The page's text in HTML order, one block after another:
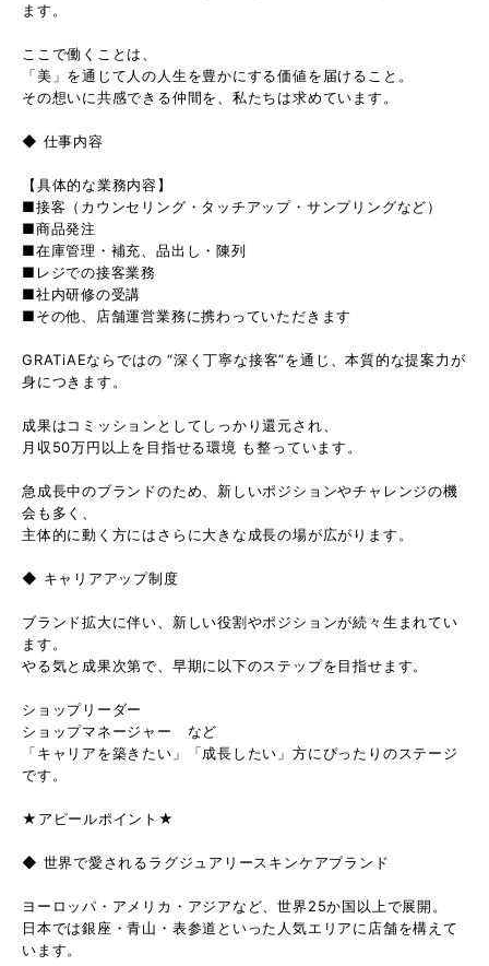
ます。
ここで働くことは、
「美」を通じて人の人生を豊かにする価値を届けること。
その想いに共感できる仲間を、私たちは求めています。
◆ 仕事内容
【具体的な業務内容】
■接客（カウンセリング・タッチアップ・サンプリングなど）
■商品発注
■在庫管理・補充、品出し・陳列
■レジでの接客業務
■社内研修の受講
■その他、店舗運営業務に携わっていただきます
GRATiAEならではの “深く丁寧な接客”を通じ、本質的な提案力が
身につきます。
成果はコミッションとしてしっかり還元され、
月収50万円以上を目指せる環境 も整っています。
急成長中のブランドのため、新しいポジションやチャレンジの機
会も多く、
主体的に動く方にはさらに大きな成長の場が広がります。
◆ キャリアアップ制度
ブランド拡大に伴い、新しい役割やポジションが続々生まれてい
ます。
やる気と成果次第で、早期に以下のステップを目指せます。
ショップリーダー
ショップマネージャー など
「キャリアを築きたい」「成長したい」方にぴったりのステージ
です。
★アピールポイント★
◆ 世界で愛されるラグジュアリースキンケアブランド
ヨーロッパ・アメリカ・アジアなど、世界25か国以上で展開。
日本では銀座・青山・表参道といった人気エリアに店舗を構えて
います。